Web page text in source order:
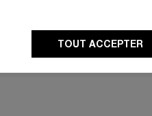
TOUT ACCEPTER